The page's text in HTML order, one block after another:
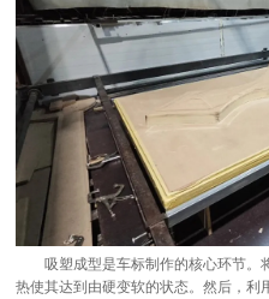
吸塑成型是车标制作的核心环节。
热使其达到由硬变软的状态。然后，